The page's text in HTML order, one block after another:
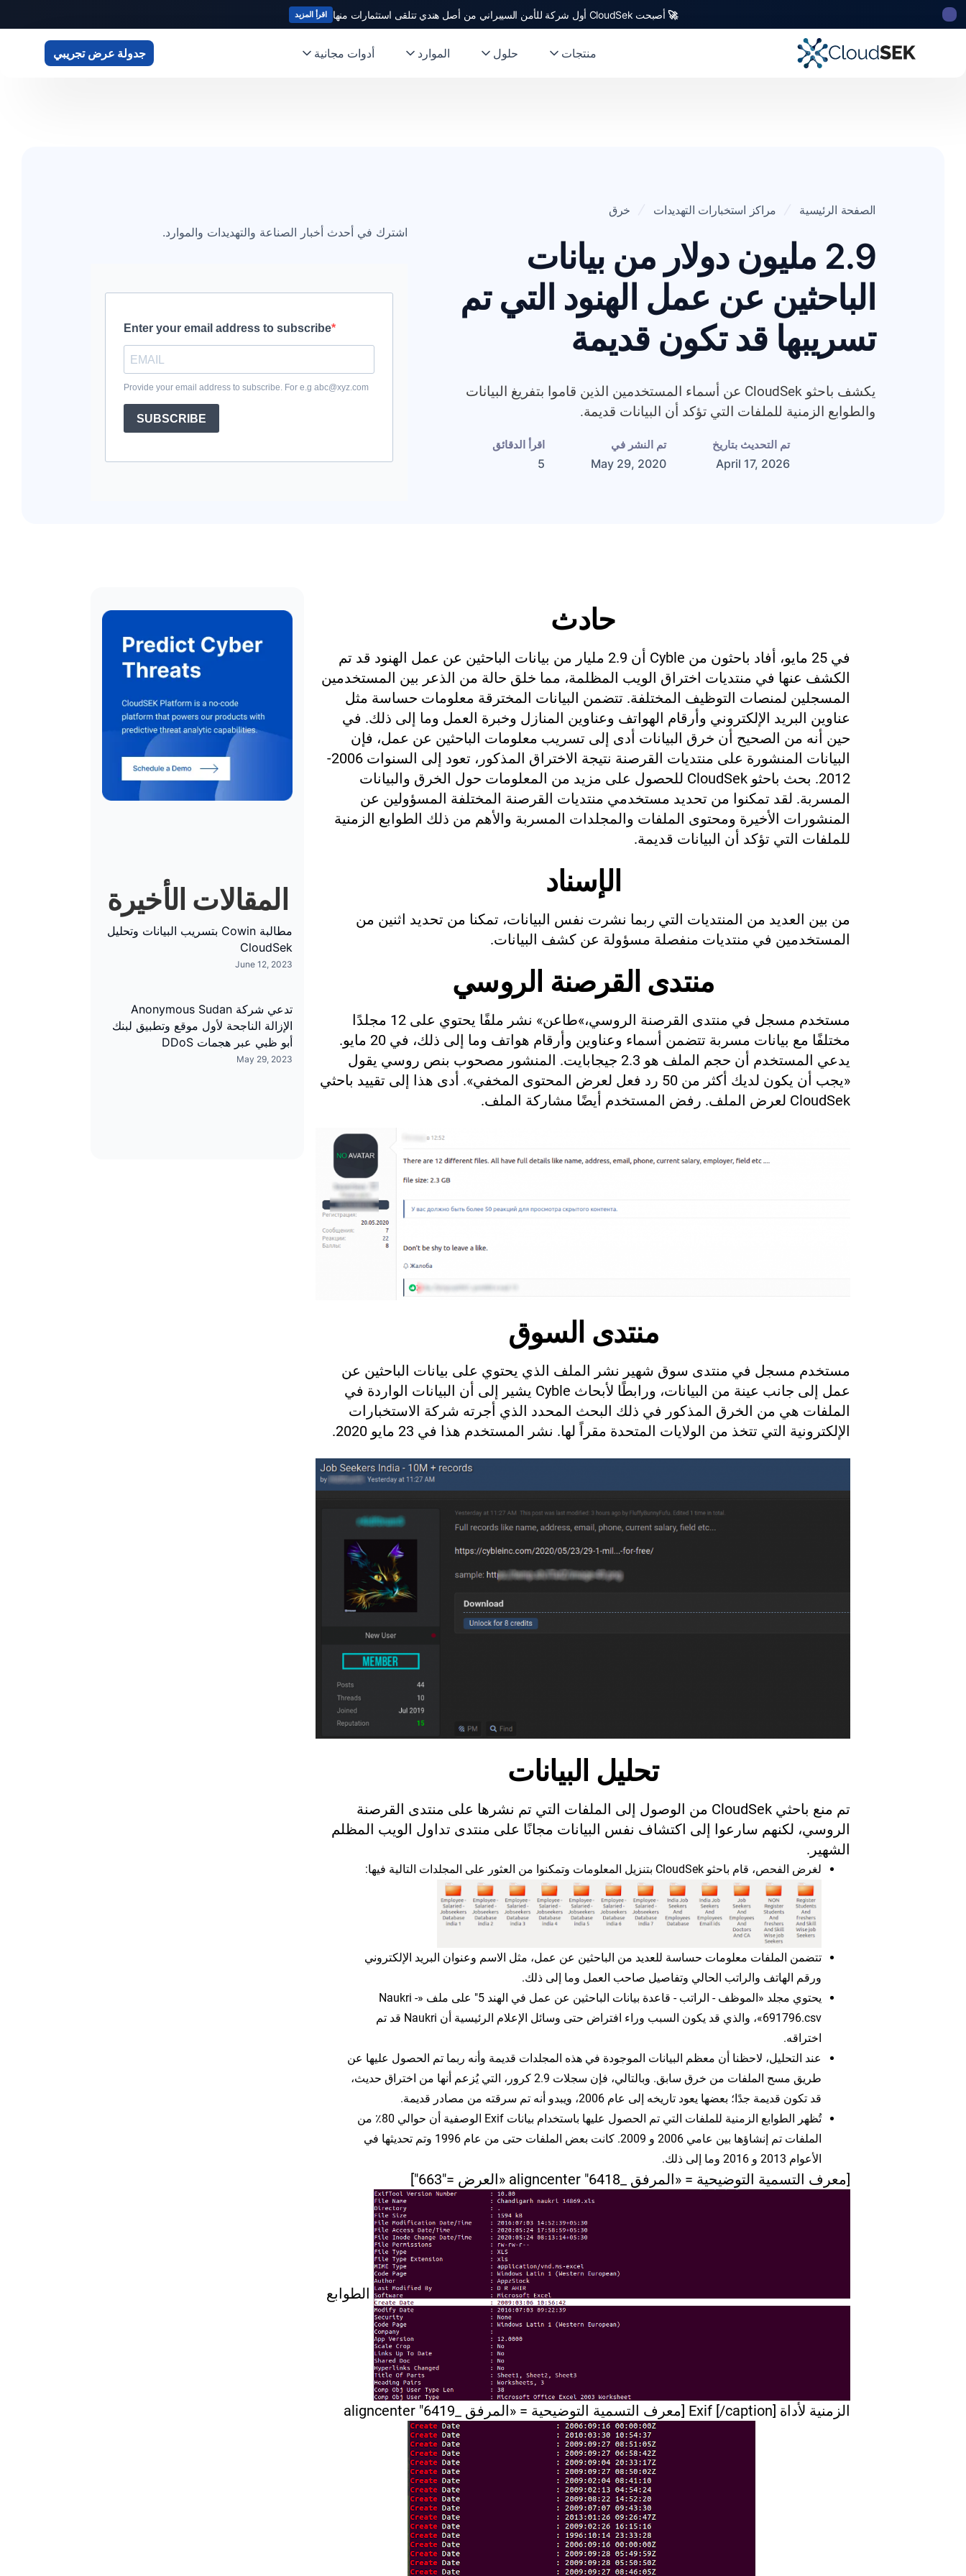
🚀 أصبحت CloudSek أول شركة للأمن السيبراني من أصل هندي تتلقى استثمارات منها اقرأ المزيد
منتجات حلول الموارد أدوات مجانية جدولة عرض تجريبي
الصفحة الرئيسية مراكز استخبارات التهديدات خرق
2.9 مليون دولار من بيانات
الباحثين عن عمل الهنود التي تم
تسريبها قد تكون قديمة
يكشف باحثو CloudSek عن أسماء المستخدمين الذين قاموا بتفريغ البيانات
والطوابع الزمنية للملفات التي تؤكد أن البيانات قديمة.
تم التحديث بتاريخ
April 17, 2026
تم النشر في
May 29, 2020
اقرأ الدقائق
5
اشترك في أحدث أخبار الصناعة والتهديدات والموارد.
حادث
في 25 مايو، أفاد باحثون من Cyble أن 2.9 مليار من بيانات الباحثين عن عمل الهنود قد تم
الكشف عنها في منتديات اختراق الويب المظلمة، مما خلق حالة من الذعر بين المستخدمين
المسجلين لمنصات التوظيف المختلفة. تتضمن البيانات المخترقة معلومات حساسة مثل
عناوين البريد الإلكتروني وأرقام الهواتف وعناوين المنازل وخبرة العمل وما إلى ذلك. في
حين أنه من الصحيح أن خرق البيانات أدى إلى تسريب معلومات الباحثين عن عمل، فإن
البيانات المنشورة على منتديات القرصنة نتيجة الاختراق المذكور، تعود إلى السنوات 2006-
2012.
بحث باحثو CloudSek للحصول على مزيد من المعلومات حول الخرق والبيانات
المسربة. لقد تمكنوا من تحديد مستخدمي منتديات القرصنة المختلفة المسؤولين عن
المنشورات الأخيرة ومحتوى الملفات والمجلدات المسربة والأهم من ذلك الطوابع الزمنية
للملفات التي تؤكد أن البيانات قديمة.
الإسناد
من بين العديد من المنتديات التي ربما نشرت نفس البيانات، تمكنا من تحديد اثنين من
المستخدمين في منتديات منفصلة مسؤولة عن كشف البيانات.
منتدى القرصنة الروسي
مستخدم مسجل في منتدى القرصنة الروسي،»طاعن
» نشر ملفًا يحتوي على 12 مجلدًا
مختلفًا مع بيانات مسربة تتضمن أسماء وعناوين وأرقام هواتف وما إلى ذلك، في 20 مايو.
يدعي المستخدم أن حجم الملف هو 2.3 جيجابايت. المنشور مصحوب بنص روسي يقول
«يجب أن يكون لديك أكثر من 50 رد فعل لعرض المحتوى المخفي». أدى هذا إلى تقييد باحثي
CloudSek لعرض الملف. رفض المستخدم أيضًا مشاركة الملف.
منتدى السوق
مستخدم مسجل في منتدى سوق شهير نشر الملف الذي يحتوي على بيانات الباحثين عن
عمل إلى جانب عينة من البيانات، ورابطًا لأبحاث Cyble يشير إلى أن البيانات الواردة في
الملفات هي من الخرق المذكور في ذلك البحث المحدد الذي أجرته شركة الاستخبارات
الإلكترونية التي تتخذ من الولايات المتحدة مقراً لها. نشر المستخدم هذا في 23 مايو 2020.
تحليل البيانات
تم منع باحثي CloudSek من الوصول إلى الملفات التي تم نشرها على منتدى القرصنة
الروسي، لكنهم سارعوا إلى اكتشاف نفس البيانات مجانًا على منتدى تداول الويب المظلم
الشهير.
لغرض الفحص، قام باحثو CloudSek بتنزيل المعلومات وتمكنوا من العثور على المجلدات التالية فيها:
تتضمن الملفات معلومات حساسة للعديد من الباحثين عن عمل، مثل الاسم وعنوان البريد الإلكتروني
ورقم الهاتف والراتب الحالي وتفاصيل صاحب العمل وما إلى ذلك.
يحتوي مجلد «الموظف - الراتب - قاعدة بيانات الباحثين عن عمل في الهند 5" على ملف «Naukri -
691796.csv»، والذي قد يكون السبب وراء افتراض حتى وسائل الإعلام الرئيسية أن Naukri قد تم
اختراقه.
عند التحليل، لاحظنا أن معظم البيانات الموجودة في هذه المجلدات قديمة وأنه ربما تم الحصول عليها عن
طريق مسح الملفات من خرق سابق. وبالتالي، فإن سجلات 2.9 كرور، التي يُزعم أنها من اختراق حديث،
قد تكون قديمة جدًا؛ بعضها يعود تاريخه إلى عام 2006، ويبدو أنه تم سرقته من مصادر قديمة.
تُظهر الطوابع الزمنية للملفات التي تم الحصول عليها باستخدام بيانات Exif الوصفية أن حوالي 80٪ من
الملفات تم إنشاؤها بين عامي 2006 و 2009. كانت بعض الملفات حتى من عام 1996 وتم تحديثها في
الأعوام 2013 و 2016 وما إلى ذلك.
[معرف التسمية التوضيحية = «المرفق _6418" aligncenter «العرض ="663"]
الطوابع
الزمنية لأداة Exif [/caption] [معرف التسمية التوضيحية = «المرفق _6419" aligncenter
المقالات الأخيرة
مطالبة Cowin بتسريب البيانات وتحليل
CloudSek
June 12, 2023
تدعي شركة Anonymous Sudan
الإزالة الناجحة لأول موقع وتطبيق لبنك
أبو ظبي عبر هجمات DDoS
May 29, 2023